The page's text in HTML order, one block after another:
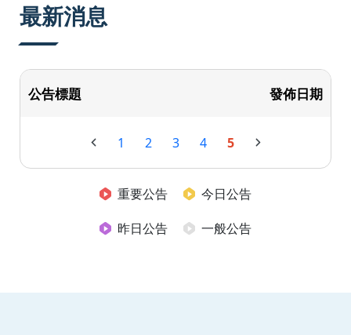
最新消息
公告標題 發佈日期
1 2 3 4 5
重要公告
今日公告
昨日公告
一般公告